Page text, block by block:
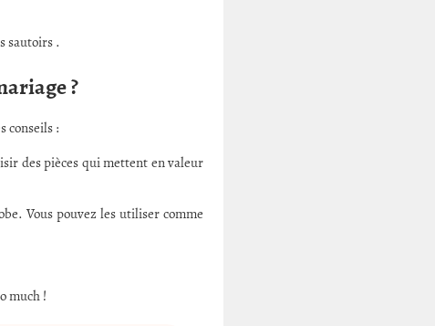
sautoirs .
?
conseils :
des pièces qui mettent en valeur
Vous pouvez les utiliser comme
much !